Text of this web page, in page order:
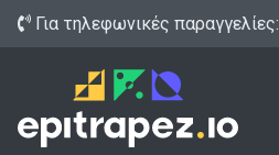
Για τηλεφωνικές παραγγελίες: